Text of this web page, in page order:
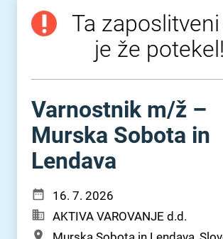
Ta
je že potekel!
Varnostnik m⁠/⁠ž –
Murska Sobota in
Lendava
16. 7. 2026
AKTIVA VAROVANJE d.d.